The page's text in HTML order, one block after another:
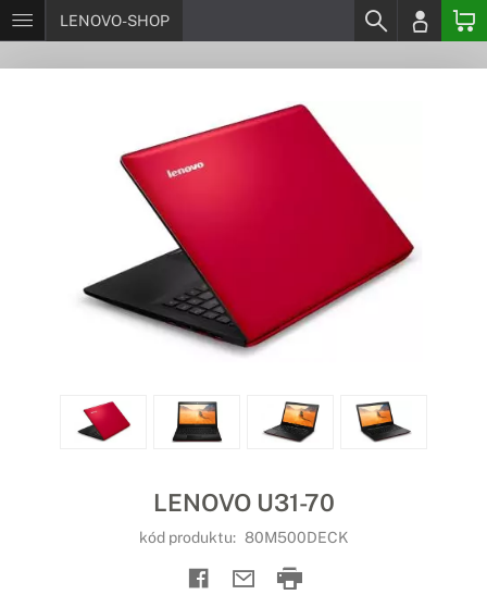
LENOVO-SHOP
LENOVO U31-70
kód produktu: 80M500DECK